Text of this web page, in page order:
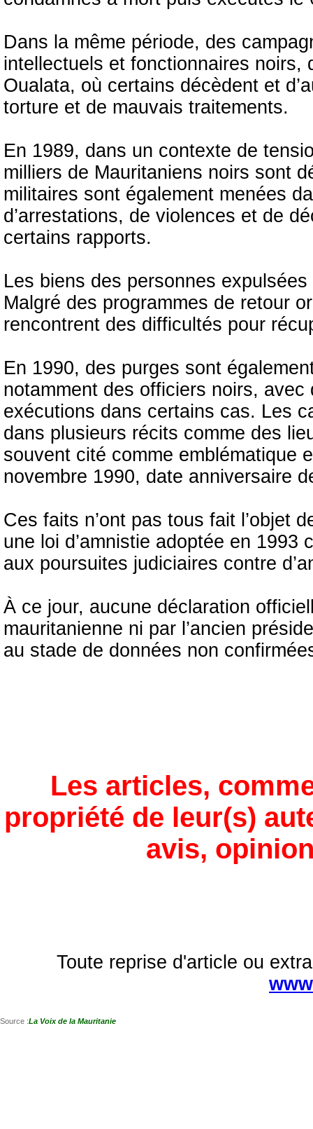
Dans la même période, des
intellectuels et fonctionnaires noirs,
Oualata, où certains décèdent et
torture et de mauvais traitements.
En 1989, dans un contexte de
milliers de Mauritaniens noirs sont
militaires sont également menées
d’arrestations, de violences et de
certains rapports.
Les biens des personnes
Malgré des programmes de retour
rencontrent des difficultés pour
En 1990, des purges sont
notamment des officiers noirs,
exécutions dans certains cas. Les
dans plusieurs récits comme des
souvent cité comme emblématique
novembre 1990, date anniversaire
Ces faits n’ont pas tous fait l’objet
une loi d’amnistie adoptée en 1993
aux poursuites judiciaires contre
À ce jour, aucune déclaration
mauritanienne ni par l’ancien
au stade de données non
Les articles,
propriété de leur(s)
avis,
Toute reprise d'article ou
Source :La Voix de la Mauritanie